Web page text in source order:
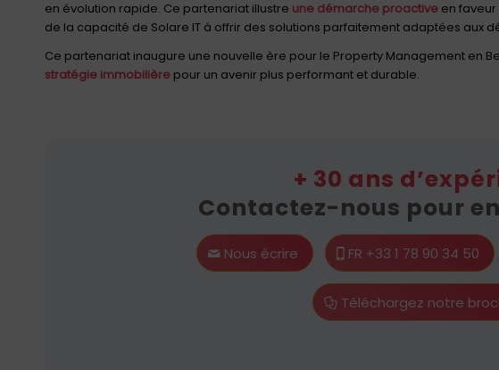
en évolution rapide. Ce partenariat illustre une démarche proactive en
de la capacité de Solare IT à offrir des solutions parfaitement adaptées aux
Ce partenariat inaugure une nouvelle ère pour le Property Management en
stratégie immobilière pour un avenir plus performant et durable.
+ 30 ans
Contactez-nous pour
Nous écrire FR +33 1 78 90 34 50
Téléchargez notre